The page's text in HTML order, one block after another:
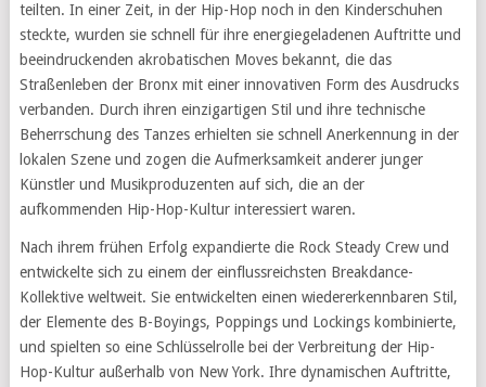
teilten. In einer Zeit, in der Hip-Hop noch in den Kinderschuhen
steckte, wurden sie schnell für ihre energiegeladenen Auftritte und
beeindruckenden akrobatischen Moves bekannt, die das
Straßenleben der Bronx mit einer innovativen Form des Ausdrucks
verbanden. Durch ihren einzigartigen Stil und ihre technische
Beherrschung des Tanzes erhielten sie schnell Anerkennung in der
lokalen Szene und zogen die Aufmerksamkeit anderer junger
Künstler und Musikproduzenten auf sich, die an der
aufkommenden Hip-Hop-Kultur interessiert waren.
Nach ihrem frühen Erfolg expandierte die Rock Steady Crew und
entwickelte sich zu einem der einflussreichsten Breakdance-
Kollektive weltweit. Sie entwickelten einen wiedererkennbaren Stil,
der Elemente des B-Boyings, Poppings und Lockings kombinierte,
und spielten so eine Schlüsselrolle bei der Verbreitung der Hip-
Hop-Kultur außerhalb von New York. Ihre dynamischen Auftritte,